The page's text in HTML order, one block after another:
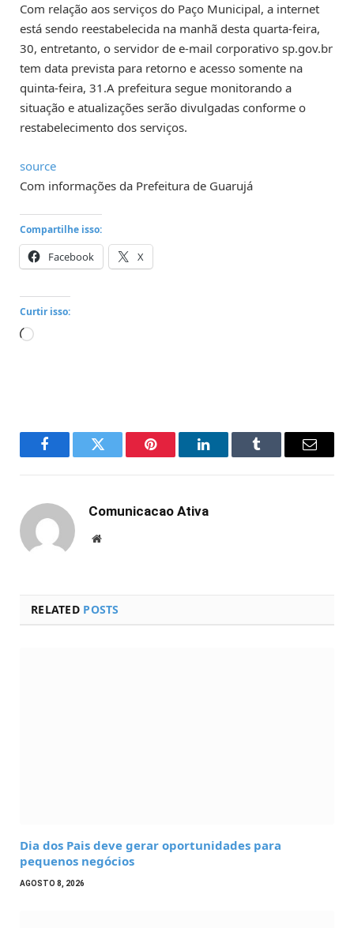
Com relação aos serviços do Paço Municipal, a internet
está sendo reestabelecida na manhã desta quarta-feira,
30, entretanto, o servidor de e-mail corporativo sp.gov.br
tem data prevista para retorno e acesso somente na
quinta-feira, 31.A prefeitura segue monitorando a
situação e atualizações serão divulgadas conforme o
restabelecimento dos serviços.
source
Com informações da Prefeitura de Guarujá
Compartilhe isso:
Facebook X
Curtir isso:
Carregando...
FacebookTwitter Pinterest LinkedInTumblr Email
Comunicacao Ativa
Website
RELATED POSTS
Dia dos Pais deve gerar oportunidades para
pequenos negócios
AGOSTO 8, 2026